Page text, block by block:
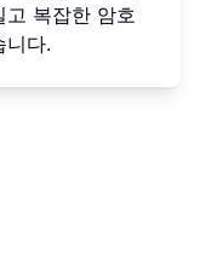
복잡한 암호
니다.